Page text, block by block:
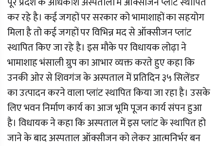
कर रहे है। कई जगहों पर सरकार को भामाशाहों का सहयोग
मिला है तो कई जगहों पर विभिन्न मद से ऑक्सीजन प्लांट
स्थापित किए जा रहे है। इस मौके पर विधायक लोढ़ा ने
भामाशाह भंसाली ग्रुप का आभार व्यक्त करते हुए कहा कि
उनकी ओर से शिवगंज के अस्पताल में प्रतिदिन ३५ सिलेंडर
का उत्पादन करने वाला प्लांट स्थापित किया जा रहा है। उसके
लिए भवन निर्माण कार्य का आज भूमि पूजन कार्य संपन हुआ
है। विधायक ने कहा कि अस्पताल में इस प्लांट के स्थापित हो
जाने के बाद अस्पताल ऑक्सीजन को लेकर आत्मनिर्भर बन